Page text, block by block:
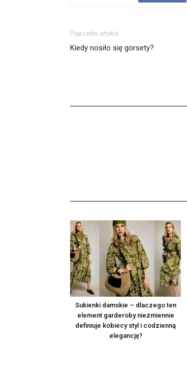
Poprzedni artykuł
Kiedy nosiło się gorsety?
Sukienki damskie – dlaczego ten
element garderoby niezmiennie
definiuje kobiecy styl i codzienną
elegancję?